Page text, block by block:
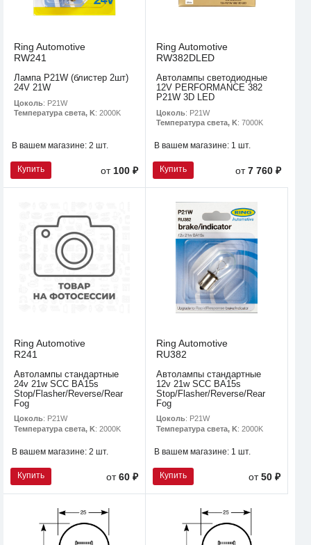
Ring Automotive
RW241
Лампа P21W (блистер 2шт)
24V 21W
Цоколь: P21W
Температура света, K: 2000K
В вашем магазине: 2 шт.
Купить от100 ₽
Ring Automotive
RW382DLED
Автолампы светодиодные
12V PERFORMANCE 382
P21W 3D LED
Цоколь: P21W
Температура света, K: 7000K
В вашем магазине: 1 шт.
Купить от7 760 ₽
Ring Automotive
R241
Автолампы стандартные
24v 21w SCC BA15s
Stop/Flasher/Reverse/Rear
Fog
Цоколь: P21W
Температура света, K: 2000K
В вашем магазине: 2 шт.
Купить от60 ₽
Ring Automotive
RU382
Автолампы стандартные
12v 21w SCC BA15s
Stop/Flasher/Reverse/Rear
Fog
Цоколь: P21W
Температура света, K: 2000K
В вашем магазине: 1 шт.
Купить от50 ₽